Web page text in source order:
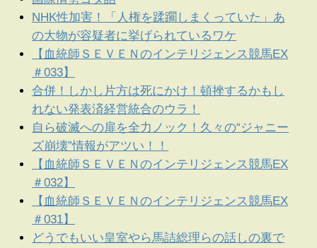
NHK性加害！「人権を蹂躙しまくっていた」あ
の大物が容疑者に挙げられているワケ
【血統師ＳＥＶＥＮのインテリジェンス競馬EX
＃033】
合併！しかし片方は死にかけ！頓挫するかもし
れない発表済経営統合のウラ！
自ら破滅への扉を全力ノック！久々の“ジャニー
ズ崩壊”情報がアツい！！
【血統師ＳＥＶＥＮのインテリジェンス競馬EX
＃032】
【血統師ＳＥＶＥＮのインテリジェンス競馬EX
＃031】
どうでもいい皇室やら馬詰総理らの話しの裏で